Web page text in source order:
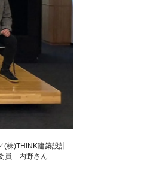
(株)THINK建築設計
委員 内野さん